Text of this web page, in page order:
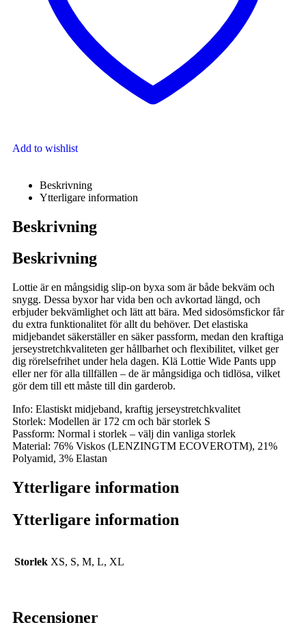
Add to wishlist
Beskrivning
Ytterligare information
Beskrivning
Beskrivning
Lottie är en mångsidig slip-on byxa som är både bekväm och
snygg. Dessa byxor har vida ben och avkortad längd, och
erbjuder bekvämlighet och lätt att bära. Med sidosömsfickor får
du extra funktionalitet för allt du behöver. Det elastiska
midjebandet säkerställer en säker passform, medan den kraftiga
jerseystretchkvaliteten ger hållbarhet och flexibilitet, vilket ger
dig rörelsefrihet under hela dagen. Klä Lottie Wide Pants upp
eller ner för alla tillfällen – de är mångsidiga och tidlösa, vilket
gör dem till ett måste till din garderob.
Info: Elastiskt midjeband, kraftig jerseystretchkvalitet
Storlek: Modellen är 172 cm och bär storlek S
Passform: Normal i storlek – välj din vanliga storlek
Material: 76% Viskos (LENZINGTM ECOVEROTM), 21%
Polyamid, 3% Elastan
Ytterligare information
Ytterligare information
Storlek XS, S, M, L, XL
Recensioner